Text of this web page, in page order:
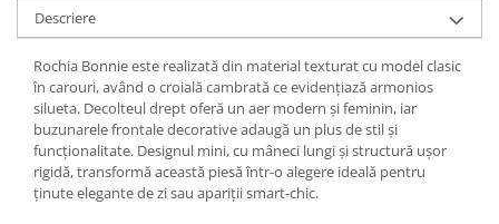
Descriere
Rochia Bonnie este realizată din material texturat cu model clasic
în carouri, având o croială cambrată ce evidențiază armonios
silueta. Decolteul drept oferă un aer modern și feminin, iar
buzunarele frontale decorative adaugă un plus de stil și
funcționalitate. Designul mini, cu mâneci lungi și structură ușor
rigidă, transformă această piesă într-o alegere ideală pentru
ținute elegante de zi sau apariții smart-chic.